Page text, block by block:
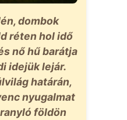
dombok
réten hol idő
nő hű barátja
idejük lejár.
határán,
nyugalmat
földön